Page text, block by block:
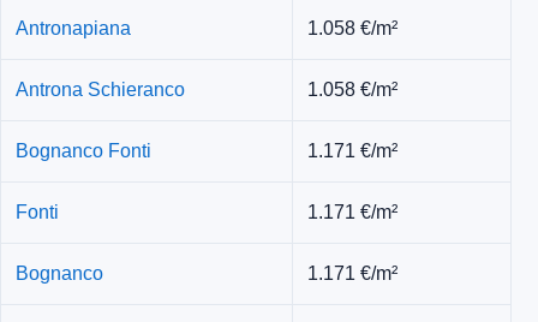
Antronapiana 1.058 €/m²
Antrona Schieranco 1.058 €/m²
Bognanco Fonti 1.171 €/m²
Fonti 1.171 €/m²
Bognanco 1.171 €/m²